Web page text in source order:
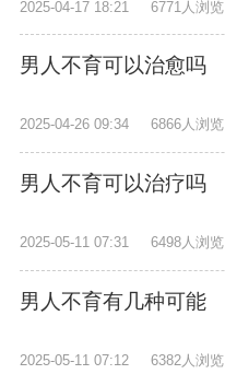
2025-04-17 18:21 6771人浏览
男人不育可以治愈吗
2025-04-26 09:34 6866人浏览
男人不育可以治疗吗
2025-05-11 07:31 6498人浏览
男人不育有几种可能
2025-05-11 07:12 6382人浏览